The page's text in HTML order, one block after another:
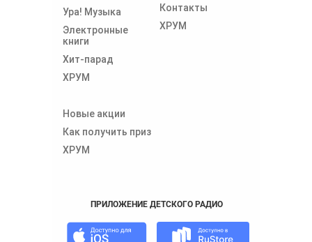
Ура! Музыка
Электронные
книги
Хит-парад
ХРУМ
Контакты
ХРУМ
Новые акции
Как получить приз
ХРУМ
ПРИЛОЖЕНИЕ ДЕТСКОГО РАДИО